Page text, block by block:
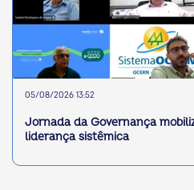
05/08/2026 13:52
Jornada da Governança
liderança sistêmica